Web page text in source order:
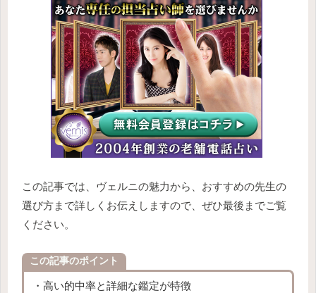
この記事では、ヴェルニの魅力から、おすすめの先生の
選び方まで詳しくお伝えしますので、ぜひ最後までご覧
ください。
この記事のポイント
・高い的中率と詳細な鑑定が特徴